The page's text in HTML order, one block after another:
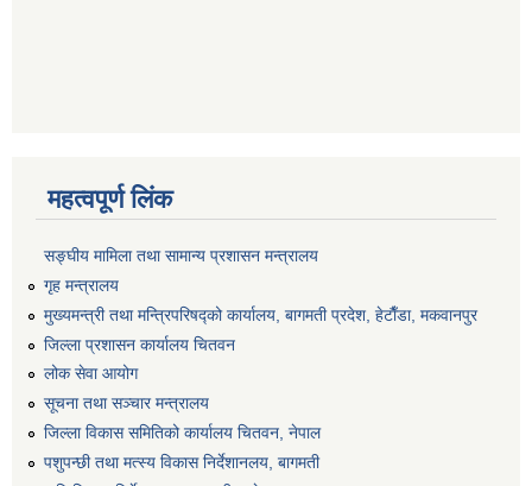
महत्वपूर्ण लिंक
सङ्‍घीय मामिला तथा सामान्य प्रशासन मन्त्रालय
गृह मन्त्रालय
मुख्यमन्त्री तथा मन्त्रिपरिषद्को कार्यालय, बागमती प्रदेश, हेटाैँडा, मकवानपुर
जिल्ला प्रशासन कार्यालय चितवन
लोक सेवा आयोग
सूचना तथा सञ्चार मन्त्रालय
जिल्ला विकास समितिको कार्यालय चितवन, नेपाल
पशुपन्छी तथा मत्स्य विकास निर्देशानलय, बागमती